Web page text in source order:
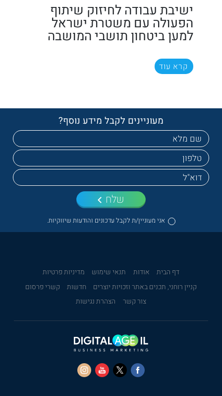
ישיבת עבודה לחיזוק שיתוף
הפעולה עם משטרת ישראל
למען ביטחון תושבי המושבה
קרא עוד
מעוניינים לקבל מידע נוסף?
אני מעוניין/ת לקבל עדכונים והודעות שיווקיות.
שלח
דף הבית אודות תנאי שימוש
מדיניות פרטיות
קניין רוחני, תכנים באתר וזכויות יוצרים
חדשות
קשרי פרסום
צור קשר
הצהרת נגישות